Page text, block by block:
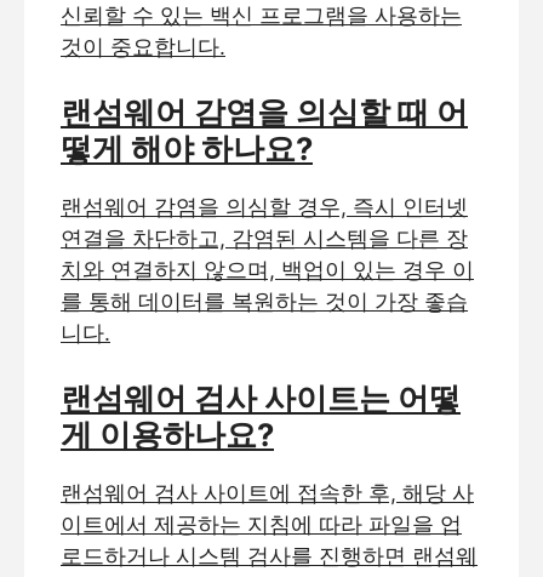
신뢰할 수 있는 백신 프로그램을 사용하는
것이 중요합니다.
랜섬웨어 감염을 의심할 때 어
떻게 해야 하나요?
랜섬웨어 감염을 의심할 경우, 즉시 인터넷
연결을 차단하고, 감염된 시스템을 다른 장
치와 연결하지 않으며, 백업이 있는 경우 이
를 통해 데이터를 복원하는 것이 가장 좋습
니다.
랜섬웨어 검사 사이트는 어떻
게 이용하나요?
랜섬웨어 검사 사이트에 접속한 후, 해당 사
이트에서 제공하는 지침에 따라 파일을 업
로드하거나 시스템 검사를 진행하면 랜섬웨